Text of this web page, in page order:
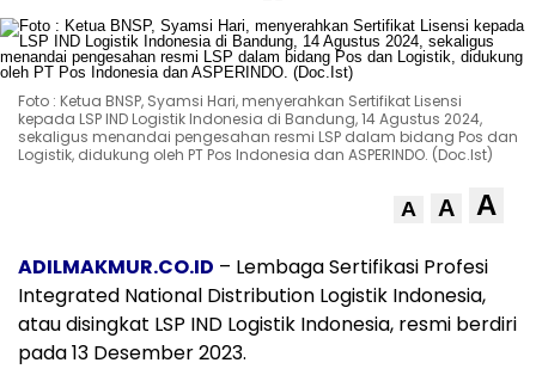
Foto : Ketua BNSP, Syamsi Hari, menyerahkan Sertifikat Lisensi
kepada LSP IND Logistik Indonesia di Bandung, 14 Agustus 2024,
sekaligus menandai pengesahan resmi LSP dalam bidang Pos dan
Logistik, didukung oleh PT Pos Indonesia dan ASPERINDO. (Doc.Ist)
A A A
ADILMAKMUR.CO.ID – Lembaga Sertifikasi Profesi
Integrated National Distribution Logistik Indonesia,
atau disingkat LSP IND Logistik Indonesia, resmi berdiri
pada 13 Desember 2023.